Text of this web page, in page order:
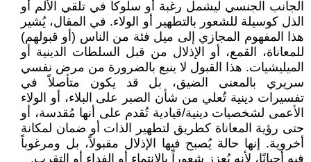
الجانب الجنسي ليشمل رغبة أو سلوكاً في تلقي الألم أو
الذل كوسيلة للشعور بالتطهير أو الولاء. في المقال، يُشير
هذا المفهوم المجازي إلى ميل فئة من الناس (أو قبولهم)
للمعاناة، القمع، أو الإذلال من قبل السلطات الدينية أو
الميليشيات. هذا القبول لا ينبع بالضرورة من مرض نفسي
سريري بالمعنى الضيق، بل قد يكون متأصلاً في
تفسيرات دينية تُعلي من شأن الصبر على البلاء، أو الولاء
الأعمى لشخصيات دينية/قيادية تُقدم على أنها مُقدسة، أو
حتى رؤية المعاناة كطريق لتطهير الذات أو ضمان لمكانة
أخروية. إنها حالة يُصبح فيها الإذلال مقبولاً، بل ومرغوباً
فيه أحيانًا، لأنه يُعزز شعوراً بالانتماء أو الفداء أو التقرب.